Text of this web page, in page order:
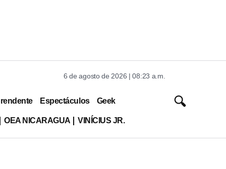
6 de agosto de 2026 | 08:23 a.m.
Espectáculos Geek
OEA NICARAGUA VINÍCIUS JR.